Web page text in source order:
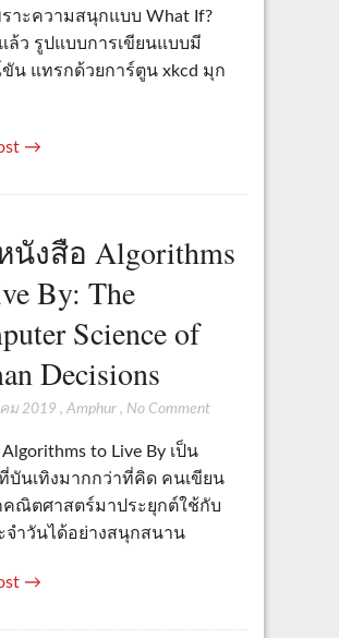
ราะความสนุกแบบ What If?
ล้ว รูปแบบการเขียนแบบมี
น แทรกด้วยการ์ตูน xkcd มุก
→
นังสือ Algorithms
By: The
Science of
Decisions
ม 2019 , Amphur, No Comment
to Live By เป็น
บันเทิงมากกว่าที่คิด คนเขียน
คณิตศาสตร์มาประยุกต์ใช้กับ
จำวันได้อย่างสนุกสนาน
→